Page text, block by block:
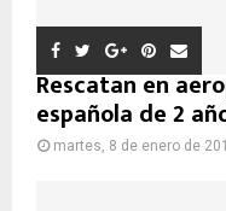
Rescatan en
española de 2
martes, 8 de enero de